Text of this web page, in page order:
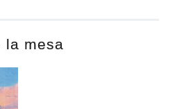
Andrés Vázquez de Sola
la mesa